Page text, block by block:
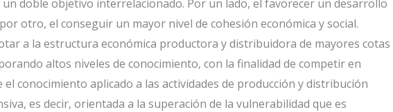
doble objetivo interrelacionado. Por un lado, el favorecer un desarrollo
otro, el conseguir un mayor nivel de cohesión económica y social.
a la estructura económica productora y distribuidora de mayores cotas
altos niveles de conocimiento, con la finalidad de competir en
el conocimiento aplicado a las actividades de producción y distribución
es decir, orientada a la superación de la vulnerabilidad que es